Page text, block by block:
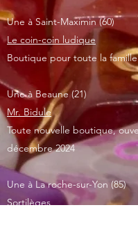
Une à Saint-Maximin (60)
Le coin-coin ludique
Boutique pour toute la
Une à Beaune (21)
Mr. Bidule
Toute nouvelle boutique,
décembre 2024
Une à La roche-sur-Yon (85)
Sortilèges